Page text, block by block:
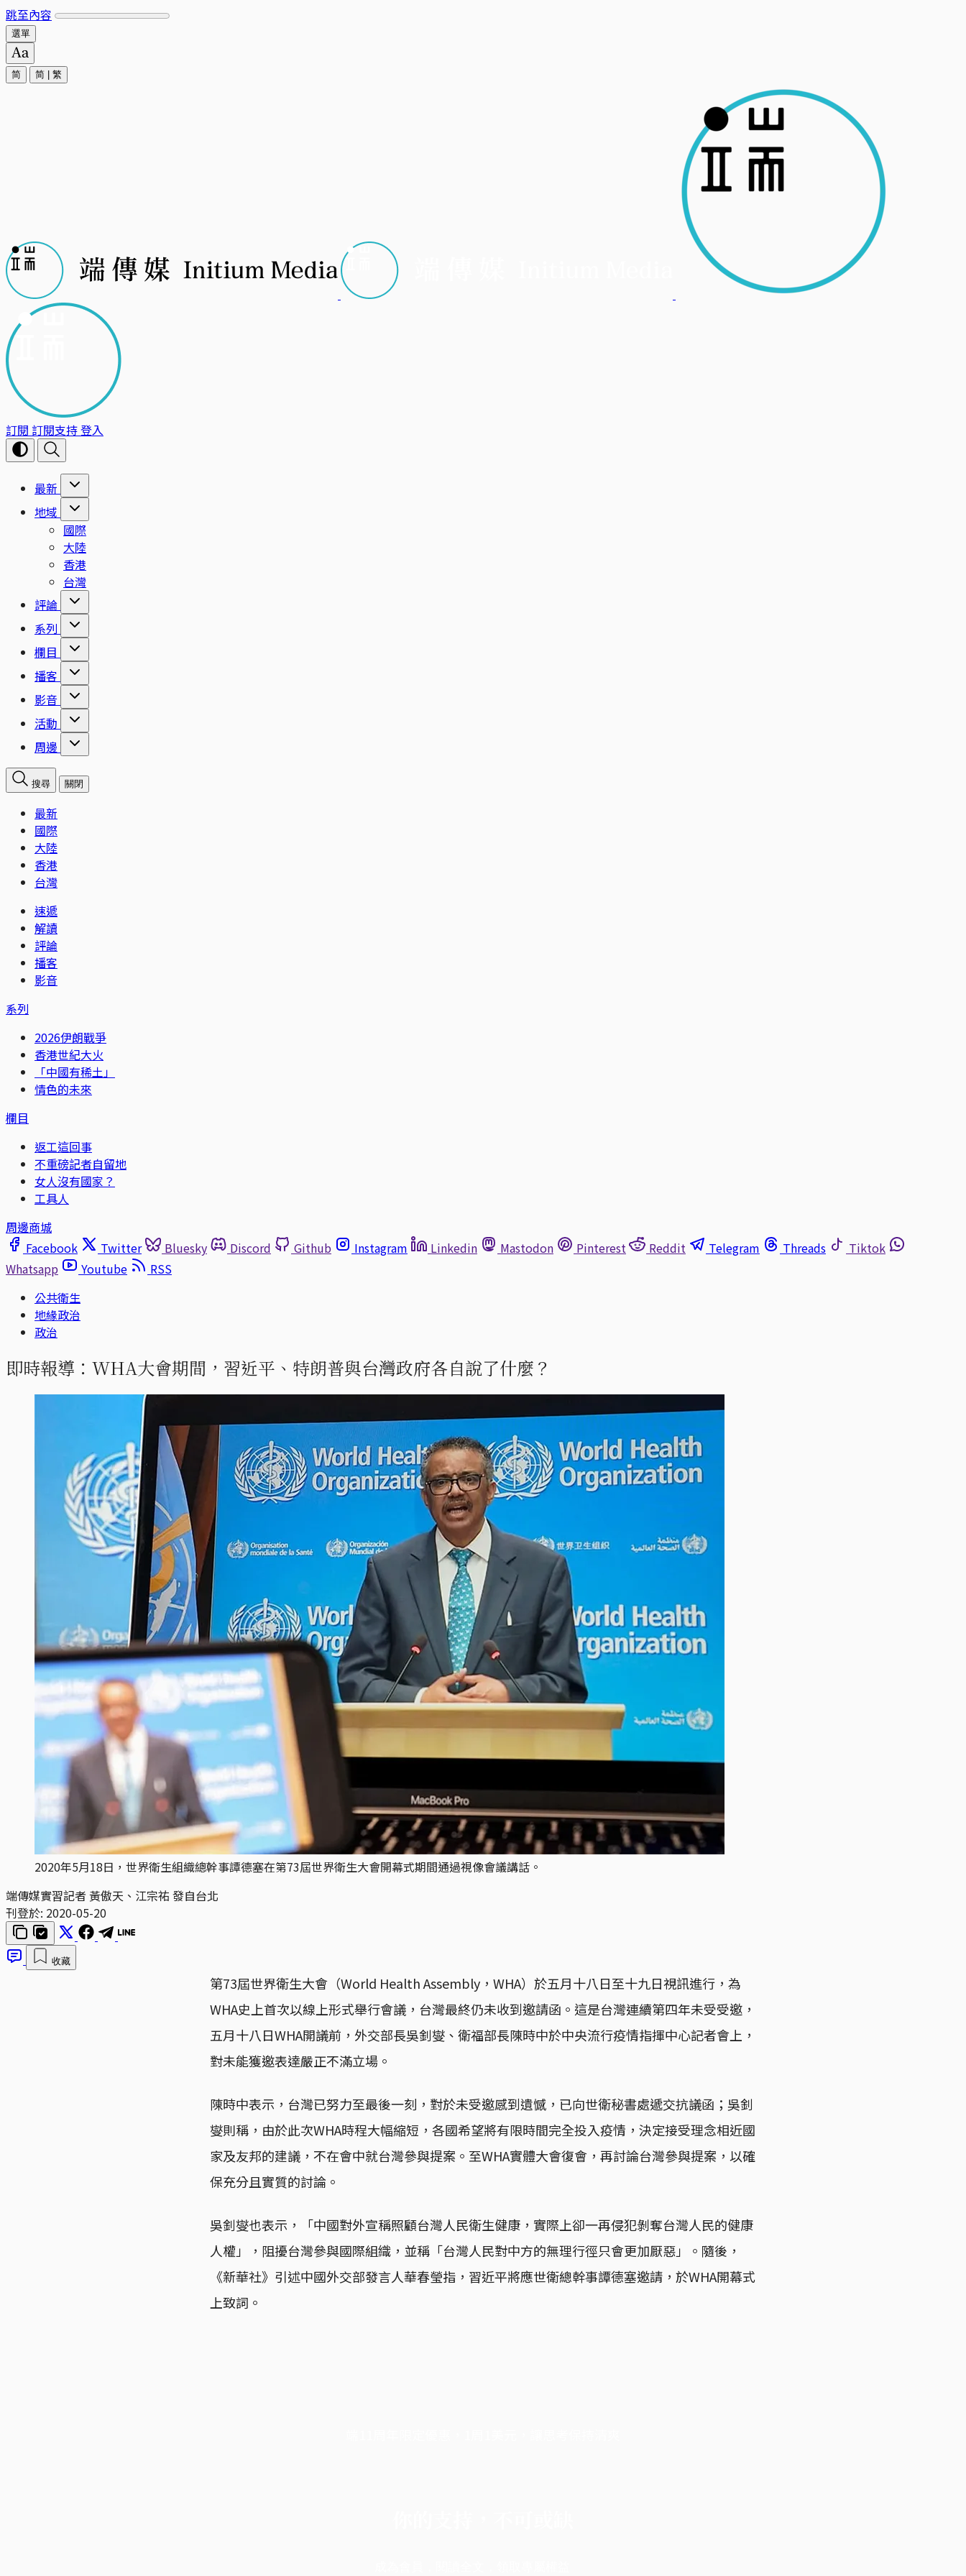
跳至內容
選單
简 简 繁
訂閱 訂閱支持登入
最新
地域
國際
大陸
香港
台灣
評論
系列
欄目
播客
影音
活動
周邊
搜尋 關閉
最新
國際
大陸
香港
台灣
速遞
解讀
評論
播客
影音
系列
2026伊朗戰爭
香港世紀大火
「中國有稀土」
情色的未來
欄目
返工這回事
不重磅記者自留地
女人沒有國家？
工具人
周邊商城
Facebook
Twitter Bluesky Discord Github Instagram Linkedin Mastodon Pinterest Reddit Telegram Threads
Tiktok
Whatsapp
Youtube
RSS
公共衛生
地緣政治
政治
即時報導：WHA大會期間，習近平、特朗普與台灣政府各自說了什麼？
2020年5月18日，世界衛生組織總幹事譚德塞在第73屆世界衛生大會開幕式期間通過視像會議講話。
端傳媒實習記者 黃傲天、江宗祐 發自台北
刊登於: 2020-05-20
收藏
第73屆世界衛生大會（World Health Assembly，WHA）於五月十八日至十九日視訊進行，為
WHA史上首次以線上形式舉行會議，台灣最終仍未收到邀請函。這是台灣連續第四年未受受邀，
五月十八日WHA開議前，外交部長吳釗燮、衛福部長陳時中於中央流行疫情指揮中心記者會上，
對未能獲邀表達嚴正不滿立場。
陳時中表示，台灣已努力至最後一刻，對於未受邀感到遺憾，已向世衛秘書處遞交抗議函；吳釗
燮則稱，由於此次WHA時程大幅縮短，各國希望將有限時間完全投入疫情，決定接受理念相近國
家及友邦的建議，不在會中就台灣參與提案。至WHA實體大會復會，再討論台灣參與提案，以確
保充分且實質的討論。
吳釗燮也表示，「中國對外宣稱照顧台灣人民衛生健康，實際上卻一再侵犯剝奪台灣人民的健康
人權」，阻擾台灣參與國際組織，並稱「台灣人民對中方的無理行徑只會更加厭惡」。隨後，
《新華社》引述中國外交部發言人華春瑩指，習近平將應世衛總幹事譚德塞邀請，於WHA開幕式
上致詞。